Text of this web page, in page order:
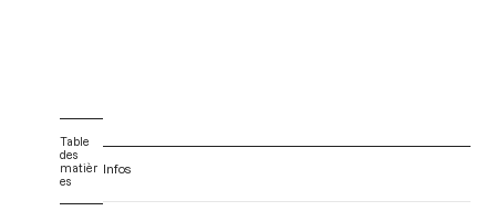
Table
des
matièr
es
Infos